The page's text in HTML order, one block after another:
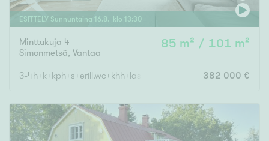
ESITTELY Sunnuntaina 16. 8 . klo 13:30
Minttukuja 4
Simonmetsä, Vantaa
85 m² / 101 m²
3-4h+k+kph+s+erill.wc+khh+lasitettu terassi+autokatos
382 000 €